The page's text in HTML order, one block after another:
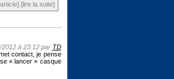
[lire la suite]
2012 à 23:12 par TD
contact, je pense
« lancer » casque